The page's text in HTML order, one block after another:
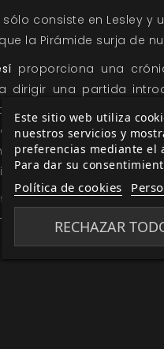
consiste en Lesley
la Pirámide surja de
proporciona una
dirigir una partida
cruciales como
Mascarada, al
un nicho entre
o de forma
de nuestras
que nadie.
Este sitio web utiliza
nuestros servicios y
preferencias mediante el
Para dar su
Política de cookies
RECHAZAR